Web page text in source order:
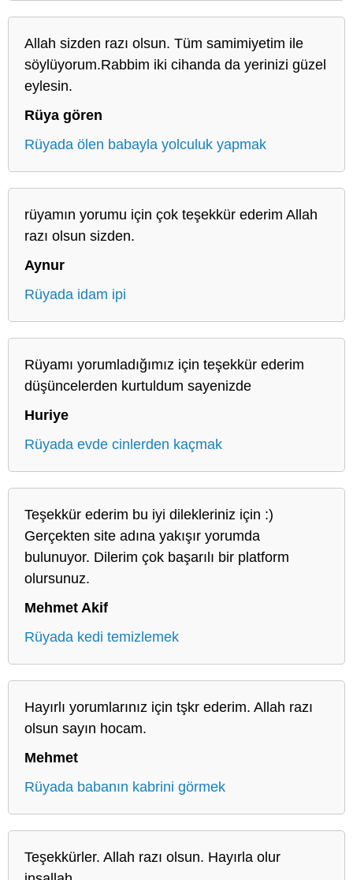
Allah sizden razı olsun. Tüm samimiyetim ile
söylüyorum.Rabbim iki cihanda da yerinizi güzel
eylesin.
Rüya gören
Rüyada ölen babayla yolculuk yapmak
rüyamın yorumu için çok teşekkür ederim Allah
razı olsun sizden.
Aynur
Rüyada idam ipi
Rüyamı yorumladığımız için teşekkür ederim
düşüncelerden kurtuldum sayenizde
Huriye
Rüyada evde cinlerden kaçmak
Teşekkür ederim bu iyi dilekleriniz için :)
Gerçekten site adına yakışır yorumda
bulunuyor. Dilerim çok başarılı bir platform
olursunuz.
Mehmet Akif
Rüyada kedi temizlemek
Hayırlı yorumlarınız için tşkr ederim. Allah razı
olsun sayın hocam.
Mehmet
Rüyada babanın kabrini görmek
Teşekkürler. Allah razı olsun. Hayırla olur